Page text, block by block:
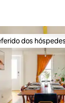
os melhoresdos hóspedes